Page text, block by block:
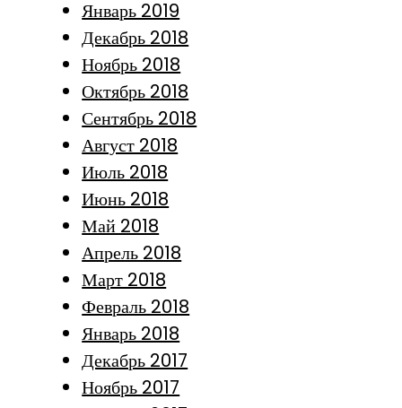
Январь 2019
Декабрь 2018
Ноябрь 2018
Октябрь 2018
Сентябрь 2018
Август 2018
Июль 2018
Июнь 2018
Май 2018
Апрель 2018
Март 2018
Февраль 2018
Январь 2018
Декабрь 2017
Ноябрь 2017